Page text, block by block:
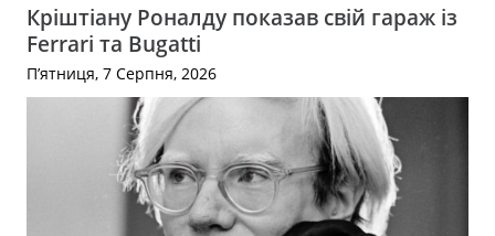
Кріштіану Роналду показав свій гараж із
Ferrari та Bugatti
П’ятниця, 7 Серпня, 2026